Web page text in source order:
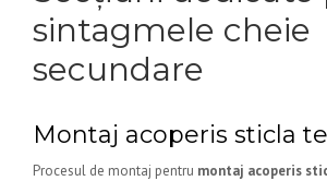
sintagmele cheie
secundare
Montaj acoperis sticla
Procesul de montaj pentru montaj acoperis